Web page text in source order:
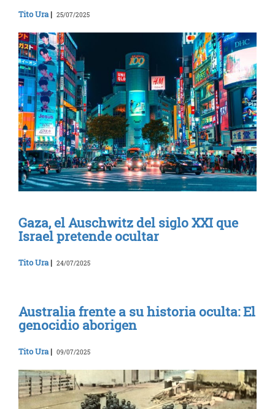
Tito Ura| 25/07/2025
Gaza, el Auschwitz del siglo XXI que
Israel pretende ocultar
Tito Ura | 24/07/2025
Australia frente a su historia oculta: El
genocidio aborigen
Tito Ura| 09/07/2025